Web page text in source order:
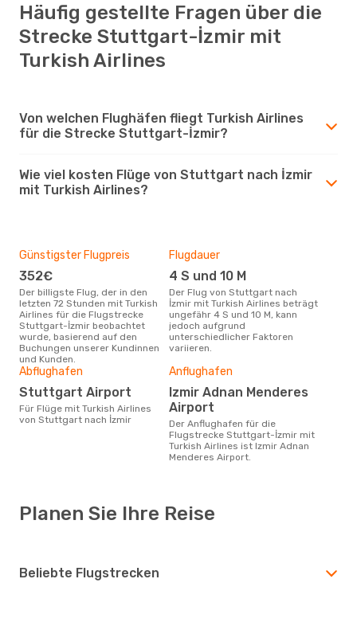
Häufig gestellte Fragen über die
Strecke Stuttgart-İzmir mit
Turkish Airlines
Von welchen Flughäfen fliegt Turkish Airlines
für die Strecke Stuttgart-İzmir?
Wie viel kosten Flüge von Stuttgart nach İzmir
mit Turkish Airlines?
Günstigster Flugpreis
352€
Der billigste Flug, der in den
letzten 72 Stunden mit Turkish
Airlines für die Flugstrecke
Stuttgart-İzmir beobachtet
wurde, basierend auf den
Buchungen unserer Kundinnen
und Kunden.
Flugdauer
4 S und 10 M
Der Flug von Stuttgart nach
İzmir mit Turkish Airlines beträgt
ungefähr 4 S und 10 M, kann
jedoch aufgrund
unterschiedlicher Faktoren
variieren.
Abflughafen
Stuttgart Airport
Für Flüge mit Turkish Airlines
von Stuttgart nach İzmir
Anflughafen
Izmir Adnan Menderes
Airport
Der Anflughafen für die
Flugstrecke Stuttgart-İzmir mit
Turkish Airlines ist Izmir Adnan
Menderes Airport.
Planen Sie Ihre Reise
Beliebte Flugstrecken